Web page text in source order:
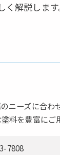
解説しま
ニーズに合
料を豊富にご
7808